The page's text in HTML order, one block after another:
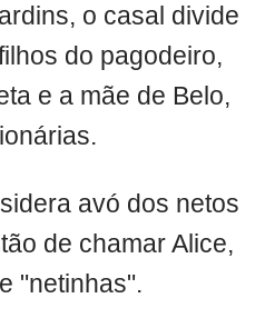
o casal divide
do pagodeiro,
e a mãe de Belo,
avó dos netos
de chamar Alice,
"netinhas".